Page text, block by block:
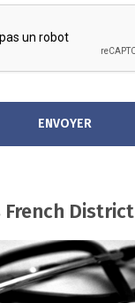
French District